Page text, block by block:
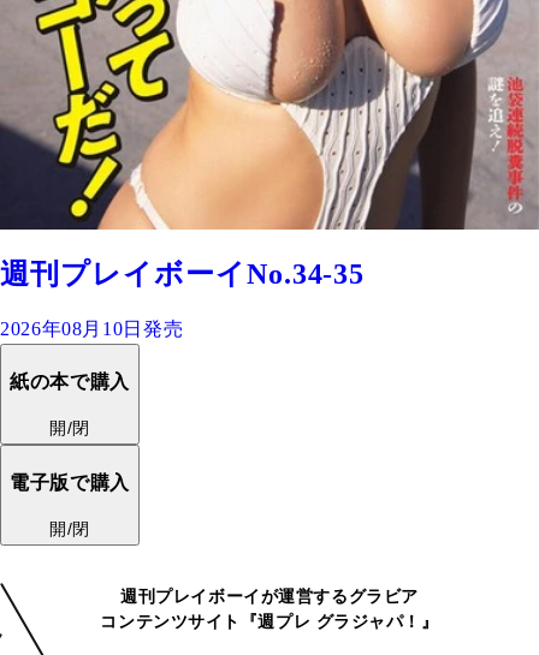
週刊プレイボーイNo.34-35
2026年08月10日発売
紙の本で購入
開/閉
電子版で購入
開/閉
週刊プレイボーイが運営するグラビア
コンテンツサイト『週プレ グラジャパ！』